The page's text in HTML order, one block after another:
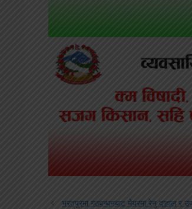
भरतपुरमा गठबन्धनबाट मेयरमा रेनु दाहाल र